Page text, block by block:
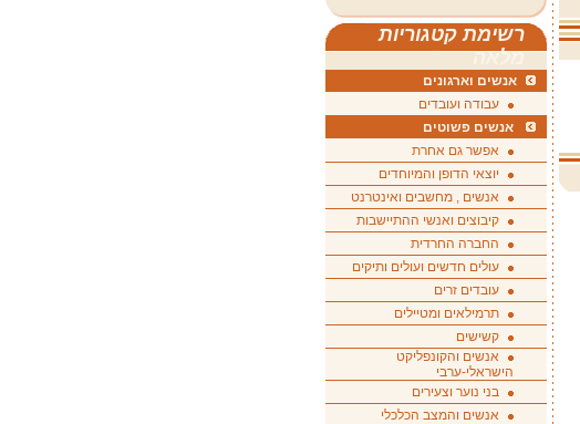
רשימת קטגוריות
מלאה
אנשים וארגונים
עבודה ועובדים
אנשים פשוטים
אפשר גם אחרת
יוצאי הדופן והמיוחדים
אנשים , מחשבים ואינטרנט
קיבוצים ואנשי ההתיישבות
החברה החרדית
עולים חדשים ועולים ותיקים
עובדים זרים
תרמילאים ומטיילים
קשישים
אנשים והקונפליקט
הישראלי-ערבי
בני נוער וצעירים
אנשים והמצב הכלכלי